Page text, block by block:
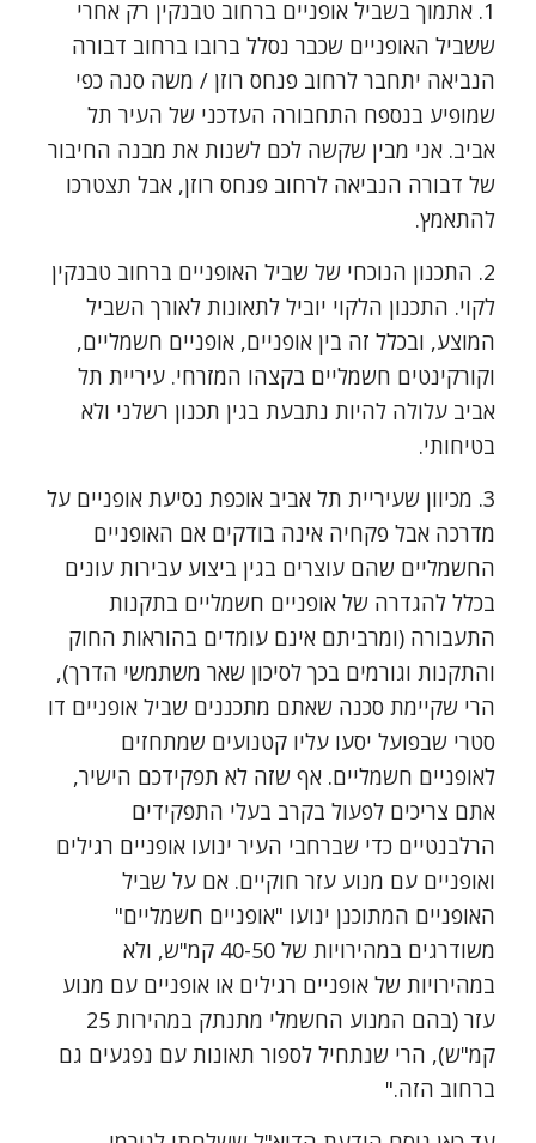
1. אתמוך בשביל אופניים ברחוב טבנקין רק אחרי
ששביל האופניים שכבר נסלל ברובו ברחוב דבורה
הנביאה יתחבר לרחוב פנחס רוזן / משה סנה כפי
שמופיע בנספח התחבורה העדכני של העיר תל
אביב. אני מבין שקשה לכם לשנות את מבנה החיבור
של דבורה הנביאה לרחוב פנחס רוזן, אבל תצטרכו
להתאמץ.
2. התכנון הנוכחי של שביל האופניים ברחוב טבנקין
לקוי. התכנון הלקוי יוביל לתאונות לאורך השביל
המוצע, ובכלל זה בין אופניים, אופניים חשמליים,
וקורקינטים חשמליים בקצהו המזרחי. עיריית תל
אביב עלולה להיות נתבעת בגין תכנון רשלני ולא
בטיחותי.
3. מכיוון שעיריית תל אביב אוכפת נסיעת אופניים על
מדרכה אבל פקחיה אינה בודקים אם האופניים
החשמליים שהם עוצרים בגין ביצוע עבירות עונים
בכלל להגדרה של אופניים חשמליים בתקנות
התעבורה (ומרביתם אינם עומדים בהוראות החוק
והתקנות וגורמים בכך לסיכון שאר משתמשי הדרך),
הרי שקיימת סכנה שאתם מתכננים שביל אופניים דו
סטרי שבפועל יסעו עליו קטנועים שמתחזים
לאופניים חשמליים. אף שזה לא תפקידכם הישיר,
אתם צריכים לפעול בקרב בעלי התפקידים
הרלבנטיים כדי שברחבי העיר ינועו אופניים רגילים
ואופניים עם מנוע עזר חוקיים. אם על שביל
האופניים המתוכנן ינועו "אופניים חשמליים"
משודרגים במהירויות של 40-50 קמ"ש, ולא
במהירויות של אופניים רגילים או אופניים עם מנוע
עזר (בהם המנוע החשמלי מתנתק במהירות 25
קמ"ש), הרי שנתחיל לספור תאונות עם נפגעים גם
ברחוב הזה."